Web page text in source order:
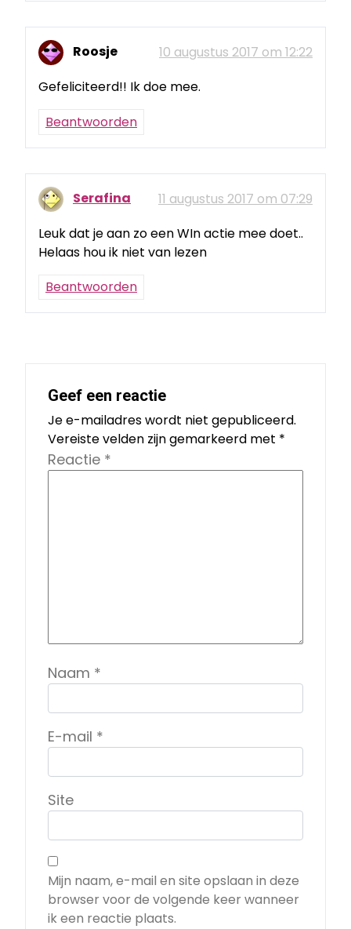
Roosje
10 augustus 2017 om 12:22
Gefeliciteerd!! Ik doe mee.
Beantwoorden
Serafina
11 augustus 2017 om 07:29
Leuk dat je aan zo een WIn actie mee doet..
Helaas hou ik niet van lezen
Beantwoorden
Geef een reactie
Je e-mailadres wordt niet gepubliceerd.
Vereiste velden zijn gemarkeerd met *
Reactie *
Naam *
E-mail *
Site
Mijn naam, e-mail en site opslaan in deze
browser voor de volgende keer wanneer
ik een reactie plaats.